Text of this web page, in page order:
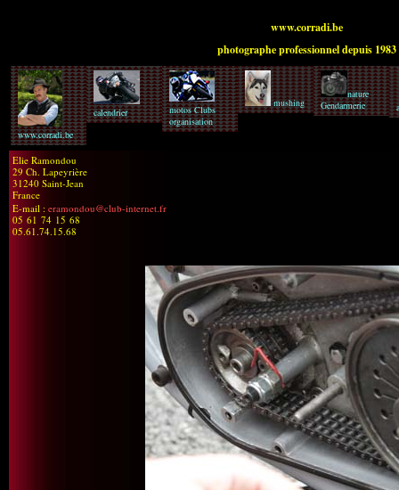
www.corradi.be
photographe professionnel depuis 1983
www.corradi.be
calendrier
motos Clubs
organisation
mushing
nature
Gendarmerie
Elie Ramondou
29 Ch. Lapeyrière
31240 Saint-Jean
France
E-mail : eramondou@club-internet.fr
05 61 74 15 68
05.61.74.15.68